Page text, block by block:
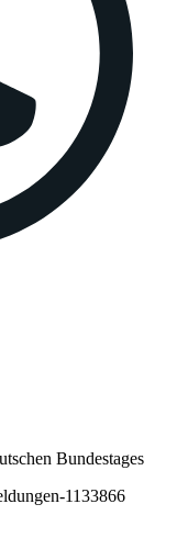
Bundestages
1133866